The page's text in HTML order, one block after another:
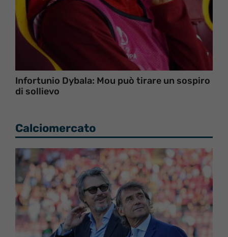
Infortunio Dybala: Mou può tirare un sospiro
di sollievo
Calciomercato